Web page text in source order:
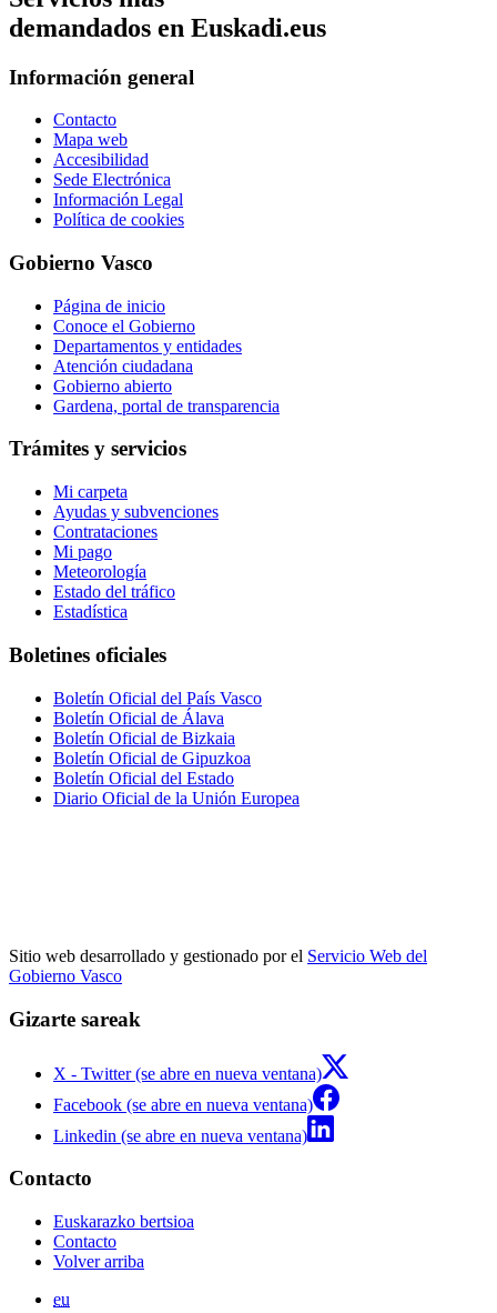
demandados en Euskadi.eus
Información general
Contacto
Mapa web
Accesibilidad
Sede Electrónica
Información Legal
Política de cookies
Gobierno Vasco
Página de inicio
Conoce el Gobierno
Departamentos y entidades
Atención ciudadana
Gobierno abierto
Gardena, portal de transparencia
Trámites y servicios
Mi carpeta
Ayudas y subvenciones
Contrataciones
Mi pago
Meteorología
Estado del tráfico
Estadística
Boletines oficiales
Boletín Oficial del País Vasco
Boletín Oficial de Álava
Boletín Oficial de Bizkaia
Boletín Oficial de Gipuzkoa
Boletín Oficial del Estado
Diario Oficial de la Unión Europea
Sitio web desarrollado y gestionado por el Servicio Web del
Gobierno Vasco
Gizarte sareak
X - Twitter (se abre en nueva ventana)
Facebook (se abre en nueva ventana)
Linkedin (se abre en nueva ventana)
Contacto
Euskarazko bertsioa
Contacto
Volver arriba
eu